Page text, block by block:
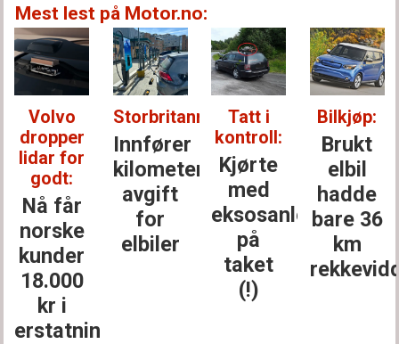
Mest lest på Motor.no:
Volvo
dropper
lidar for
godt:
Nå får
norske
kunder
18.000
kr i
erstatning
Storbritannia:
Innfører
kilometer­
avgift
for
elbiler
Tatt i
kontroll:
Kjørte
med
eksosanlegget
på
taket
(!)
Bilkjøp:
Brukt
elbil
hadde
bare 36
km